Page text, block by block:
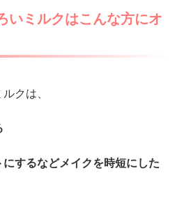
いミルクはこんな方にオ
クは、
にするなどメイクを時短にした